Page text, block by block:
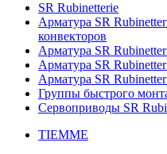
SR Rubinetterie
Арматура SR
конвекторов
Арматура SR
Арматура SR
Арматура SR
Группы быстрого
Сервоприводы SR
TIEMME